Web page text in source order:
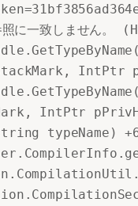
照に一致しません
IntPtr
IntPtr
typeName)